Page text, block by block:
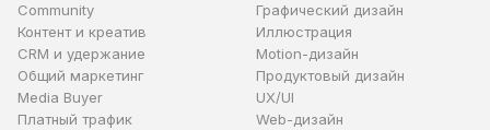
Community
Контент и креатив
CRM и удержание
Общий маркетинг
Media Buyer
Платный трафик
Графический дизайн
Иллюстрация
Motion-дизайн
Продуктовый дизайн
UX/UI
Web-дизайн